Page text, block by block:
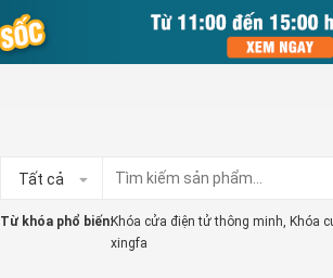
Tất cả
Từ khóa phổ biến:Khóa cửa điện tử thông minh, Khóa
xingfa